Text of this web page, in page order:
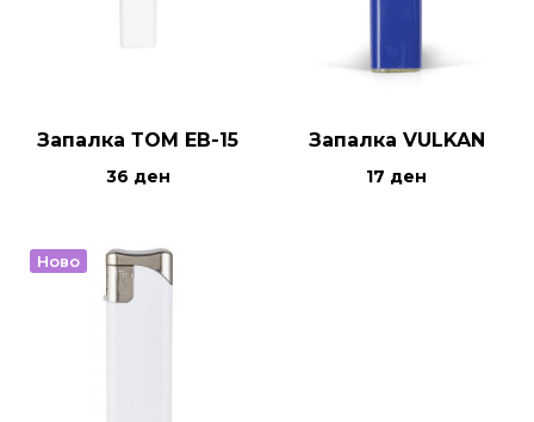
Запалка ТОМ ЕВ-15
36 ден
Запалка VULKAN
17 ден
Ново